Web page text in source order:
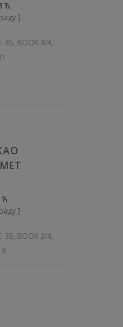
]
35, BOOK 3/4,
]
35, BOOK 3/4,